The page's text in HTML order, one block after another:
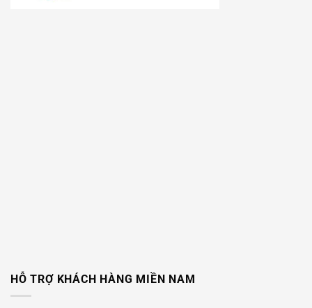
HỖ TRỢ KHÁCH HÀNG MIỀN NAM